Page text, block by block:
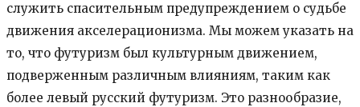
служить спасительным предупреждением о судьбе
движения акселерационизма. Мы можем указать на
то, что футуризм был культурным движением,
подверженным различным влияниям, таким как
более левый русский футуризм. Это разнообразие,